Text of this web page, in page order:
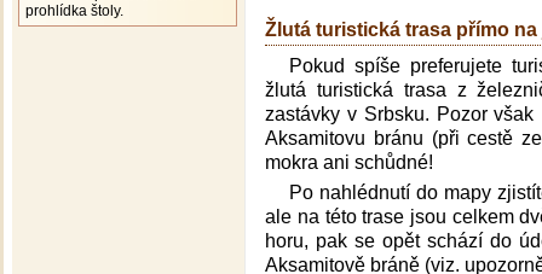
Žlutá turistická trasa přímo
Pokud spíše preferujete
žlutá turistická trasa z
zastávky v Srbsku. Pozor
Aksamitovu bránu (při cestě
mokra ani schůdné!
Po nahlédnutí do mapy
ale na této trase jsou celkem
horu, pak se opět schází do
Aksamitově bráně (viz.
prohlídka štoly.